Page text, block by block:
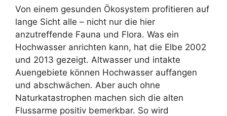
Von einem gesunden Ökosystem profitieren auf
lange Sicht alle – nicht nur die hier
anzutreffende Fauna und Flora. Was ein
Hochwasser anrichten kann, hat die Elbe 2002
und 2013 gezeigt. Altwasser und intakte
Auengebiete können Hochwasser auffangen
und abschwächen. Aber auch ohne
Naturkatastrophen machen sich die alten
Flussarme positiv bemerkbar. So wird